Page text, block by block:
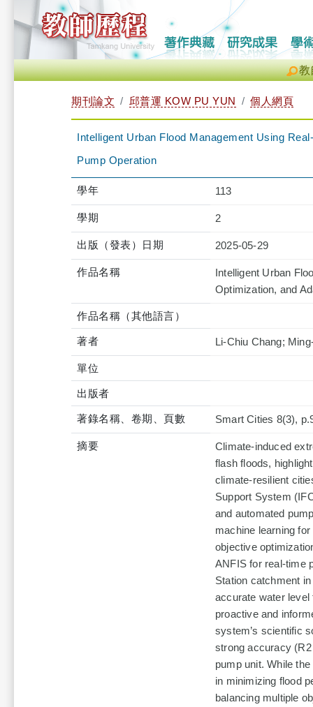
教
期刊論文 邱普運 KOW PU YUN 個人網頁
Intelligent Urban Flood Management Using
Pump Operation
學年 113
學期 2
出版（發表）日期 2025-05-29
作品名稱
Intelligent Urban
Optimization, and
作品名稱（其他語言）
著者 Li-Chiu Chang;
單位
出版者
著錄名稱、卷期、頁數 Smart Cities 8(3),
摘要
Climate-induced
flash floods,
climate-resilient
Support System
and automated
machine learning
objective
ANFIS for real-time
Station catchment
accurate water
proactive and
system’s scientific
strong accuracy
pump unit. While
in minimizing flood
balancing multiple